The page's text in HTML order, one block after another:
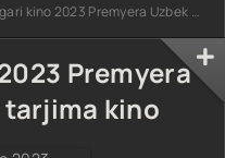
tarjima kino Full
HD tas-ix
2023 Premyera Uzbek tilida HD tarjima kino
Premyera
tarjima kino